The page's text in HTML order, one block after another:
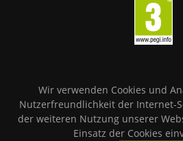
Wir verwenden Cookies und
Nutzerfreundlichkeit der Internet-
der weiteren Nutzung unserer
Einsatz der Cookies